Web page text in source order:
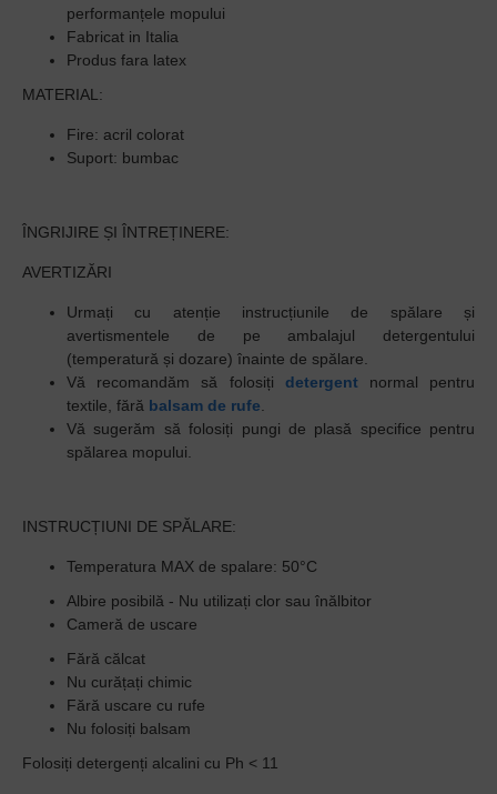
performanțele mopului
Fabricat in Italia
Produs fara latex
MATERIAL:
Fire: acril colorat
Suport: bumbac
ÎNGRIJIRE ȘI ÎNTREȚINERE:
AVERTIZĂRI
Urmați cu atenție instrucțiunile de spălare și
avertismentele de pe ambalajul detergentului
(temperatură și dozare) înainte de spălare.
Vă recomandăm să folosiți detergentnormal pentru
textile, fără balsam de rufe
Vă sugerăm să folosiți pungi de plasă specifice pentru
spălarea mopului.
INSTRUCȚIUNI DE SPĂLARE:
Temperatura MAX de spalare: 50°C
Albire posibilă - Nu utilizați clor sau înălbitor
Cameră de uscare
Fără călcat
Nu curățați chimic
Fără uscare cu rufe
Nu folosiți balsam
Folosiți detergenți alcalini cu Ph < 11